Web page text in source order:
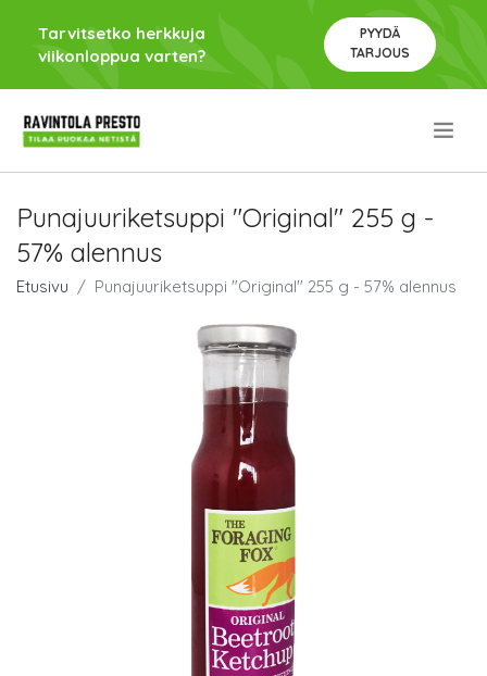
Tarvitsetko herkkuja
viikonloppua varten?
PYYDÄ
TARJOUS
Punajuuriketsuppi "Original" 255 g -
57% alennus
Etusivu Punajuuriketsuppi "Original" 255 g - 57% alennus